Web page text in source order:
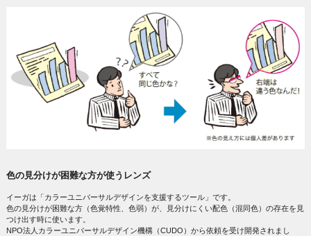
色の見分けが困難な方が使うレンズ
イーガは「カラーユニバーサルデザインを支援するツール」です。
色の見分けが困難な方（色覚特性、色弱）が、見分けにくい配色（混同色）の存在を見
つけ出す時に使います。
NPO法人カラーユニバーサルデザイン機構（CUDO）から依頼を受け開発されまし